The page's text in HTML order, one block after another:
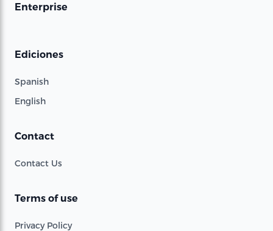
Enterprise
Ediciones
Spanish
English
Contact
Contact Us
Terms of use
Privacy Policy